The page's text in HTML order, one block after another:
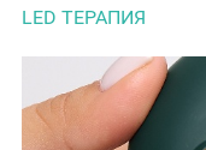
LED ТЕРАПИЯ